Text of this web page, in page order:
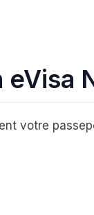
votre